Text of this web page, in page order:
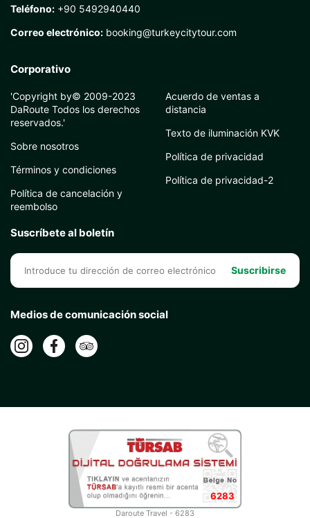
Teléfono: +90 5492940440
Correo electrónico: booking@turkeycitytour.com
Corporativo
'Copyright by© 2009-2023
DaRoute Todos los derechos
reservados.'
Sobre nosotros
Términos y condiciones
Política de cancelación y
reembolso
Acuerdo de ventas a
distancia
Texto de iluminación KVK
Política de privacidad
Política de privacidad-2
Suscríbete al boletín
Suscribirse
Medios de comunicación social
6283
Daroute Travel - 6283